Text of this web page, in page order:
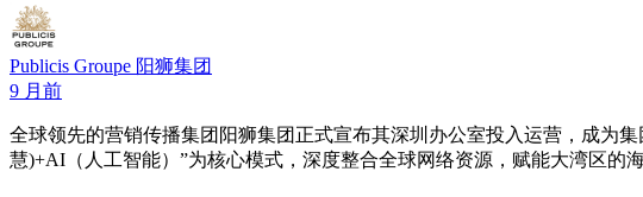
Publicis Groupe 阳狮集团
9 月前
全球领先的营销传播集团阳狮集团正式宣布其深圳办公室投入运营，成为
慧)+AI（人工智能）”为核心模式，深度整合全球网络资源，赋能大湾区的